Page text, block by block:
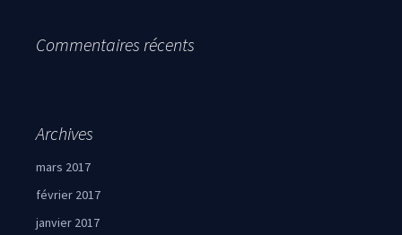
Commentaires récents
Archives
mars 2017
février 2017
janvier 2017